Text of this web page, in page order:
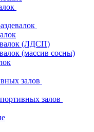
(ЛДСП)
(массив сосны)
залов
залов